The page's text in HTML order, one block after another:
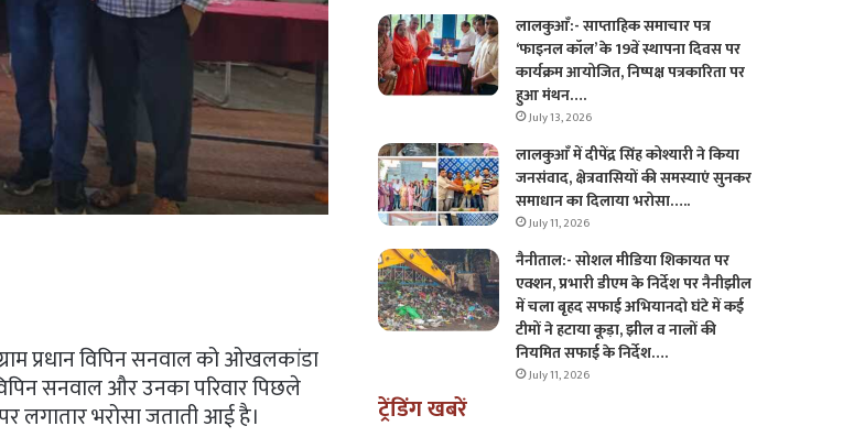
प्रधान विपिन सनवाल को ओखलकांडा
सनवाल और उनका परिवार पिछले
लगातार भरोसा जताती आई है।
लालकुआँ:- साप्ताहिक समाचार पत्र
‘फाइनल कॉल’ के 19वें स्थापना दिवस पर
कार्यक्रम आयोजित, निष्पक्ष पत्रकारिता पर
हुआ मंथन….
July 13, 2026
लालकुआँ में दीपेंद्र सिंह कोश्यारी ने किया
जनसंवाद, क्षेत्रवासियों की समस्याएं सुनकर
समाधान का दिलाया भरोसा…..
July 11, 2026
नैनीताल:- सोशल मीडिया शिकायत पर
एक्शन, प्रभारी डीएम के निर्देश पर नैनीझील
में चला बृहद सफाई अभियानदो घंटे में कई
टीमों ने हटाया कूड़ा, झील व नालों की
नियमित सफाई के निर्देश….
July 11, 2026
ट्रेंडिंग खबरें